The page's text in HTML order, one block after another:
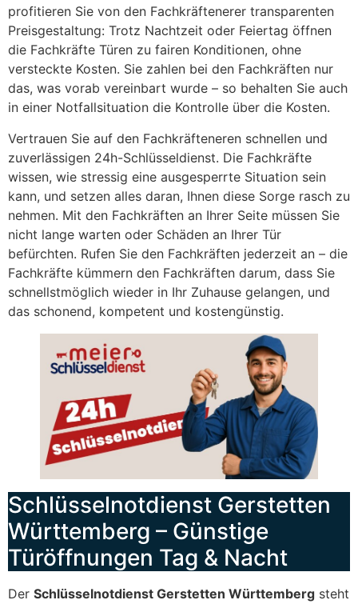
profitieren Sie von den Fachkräftenerer transparenten
Preisgestaltung: Trotz Nachtzeit oder Feiertag öffnen
die Fachkräfte Türen zu fairen Konditionen, ohne
versteckte Kosten. Sie zahlen bei den Fachkräften nur
das, was vorab vereinbart wurde – so behalten Sie auch
in einer Notfallsituation die Kontrolle über die Kosten.
Vertrauen Sie auf den Fachkräfteneren schnellen und
zuverlässigen 24h-Schlüsseldienst. Die Fachkräfte
wissen, wie stressig eine ausgesperrte Situation sein
kann, und setzen alles daran, Ihnen diese Sorge rasch zu
nehmen. Mit den Fachkräften an Ihrer Seite müssen Sie
nicht lange warten oder Schäden an Ihrer Tür
befürchten. Rufen Sie den Fachkräften jederzeit an – die
Fachkräfte kümmern den Fachkräften darum, dass Sie
schnellstmöglich wieder in Ihr Zuhause gelangen, und
das schonend, kompetent und kostengünstig.
Schlüsselnotdienst Gerstetten
Württemberg – Günstige
Türöffnungen Tag & Nacht
Der Schlüsselnotdienst Gerstetten Württemberg steht